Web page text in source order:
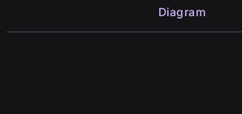
Diagram